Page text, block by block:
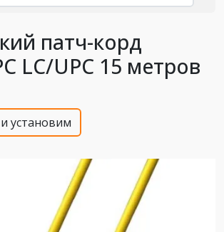
патч-корд
LC/UPC 15 метров
установим